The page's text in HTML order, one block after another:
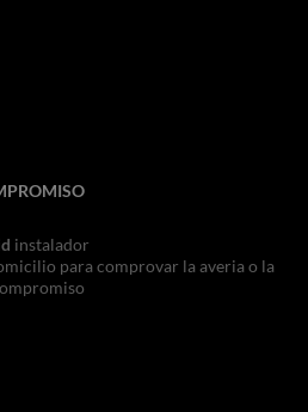
instalador
para comprovar la averia o la